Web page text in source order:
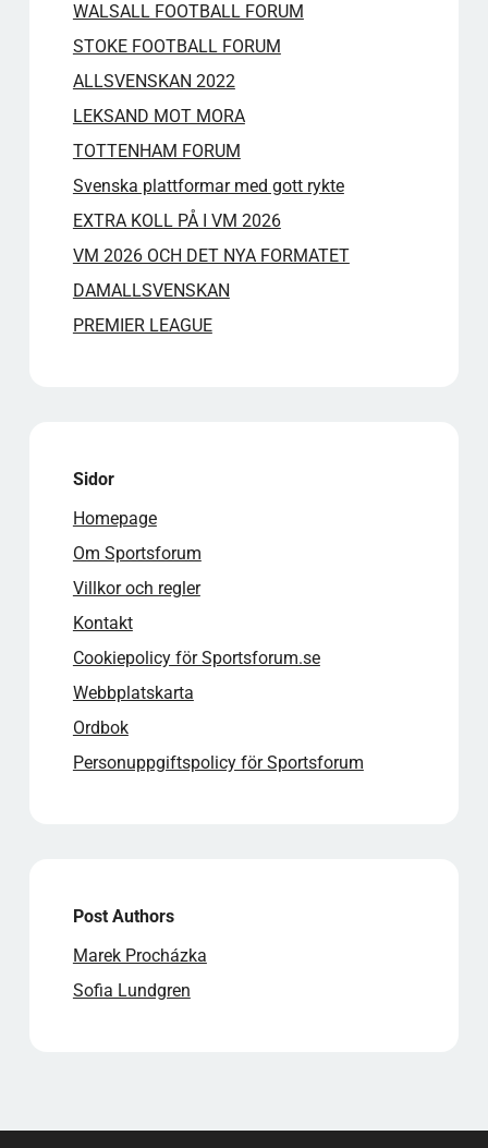
WALSALL FOOTBALL FORUM
STOKE FOOTBALL FORUM
ALLSVENSKAN 2022
LEKSAND MOT MORA
TOTTENHAM FORUM
Svenska plattformar med gott rykte
EXTRA KOLL PÅ I VM 2026
VM 2026 OCH DET NYA FORMATET
DAMALLSVENSKAN
PREMIER LEAGUE
Sidor
Homepage
Om Sportsforum
Villkor och regler
Kontakt
Cookiepolicy för Sportsforum.se
Webbplatskarta
Ordbok
Personuppgiftspolicy för Sportsforum
Post Authors
Marek Procházka
Sofia Lundgren